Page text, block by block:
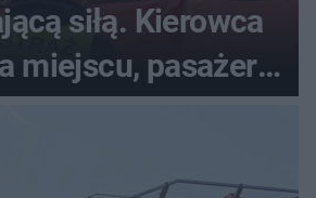
siłą. Kierowca
miejscu, pasażer
o życie